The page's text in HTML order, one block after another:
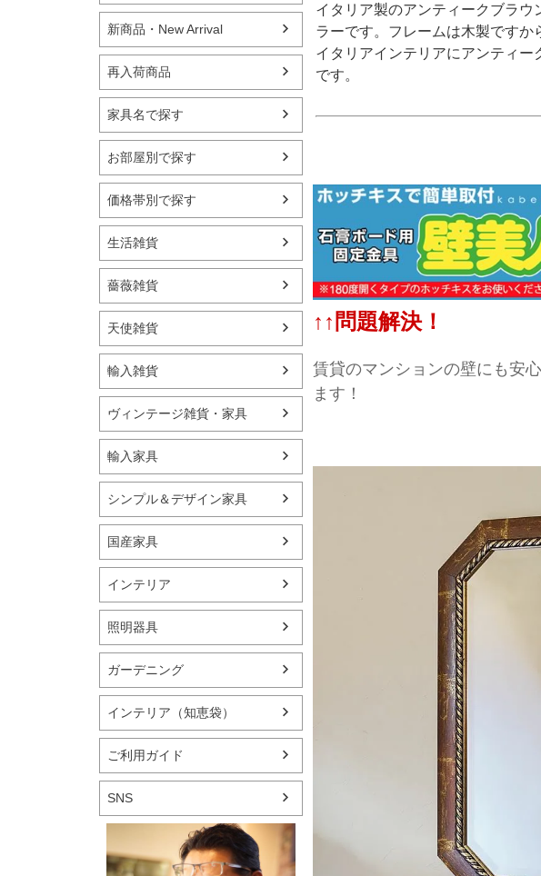
新商品・New Arrival
再入荷商品
家具名で探す
お部屋別で探す
価格帯別で探す
生活雑貨
薔薇雑貨
天使雑貨
輸入雑貨
ヴィンテージ雑貨・家具
輸入家具
シンプル＆デザイン家具
国産家具
インテリア
照明器具
ガーデニング
インテリア（知恵袋）
ご利用ガイド
SNS
イタリア製のアンティークブラウ
ラーです。フレームは木製ですか
イタリアインテリアにアンティ
です。
↑↑問題解決！
賃貸のマンションの壁にも安
ます！